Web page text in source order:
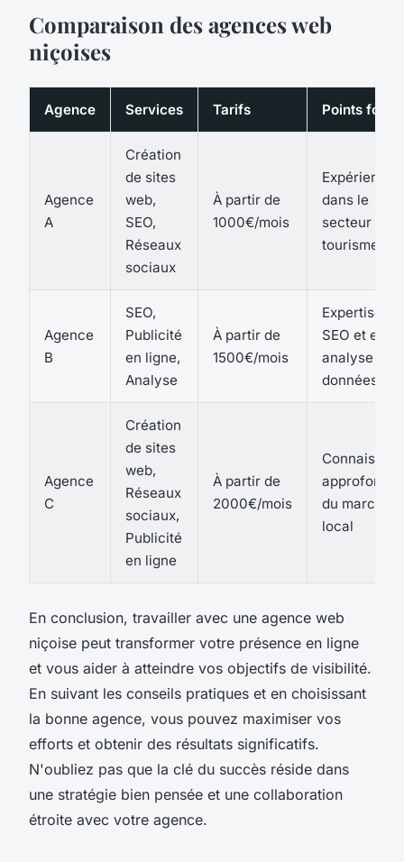
Comparaison des agences web
niçoises
Agence Services Tarifs Points forts
Agence
A
Création
de sites
web,
SEO,
Réseaux
sociaux
À partir de
1000€/mois
Expérience
dans le
secteur du
tourisme
Agence
B
SEO,
Publicité
en ligne,
Analyse
À partir de
1500€/mois
Expertise en
SEO et en
analyse de
données
Agence
C
Création
de sites
web,
Réseaux
sociaux,
Publicité
en ligne
À partir de
2000€/mois
approfondie
du marché
local
En conclusion, travailler avec une agence web
niçoise peut transformer votre présence en ligne
et vous aider à atteindre vos objectifs de visibilité.
En suivant les conseils pratiques et en choisissant
la bonne agence, vous pouvez maximiser vos
efforts et obtenir des résultats significatifs.
N'oubliez pas que la clé du succès réside dans
une stratégie bien pensée et une collaboration
étroite avec votre agence.